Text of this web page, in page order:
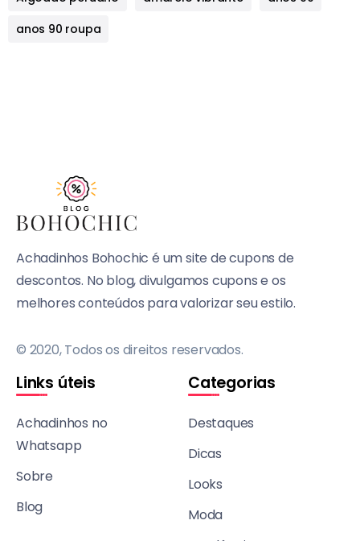
anos 90 roupa
Achadinhos Bohochic é um site de cupons de
descontos. No blog, divulgamos cupons e os
melhores conteúdos para valorizar seu estilo.
© 2020, Todos os direitos reservados.
Links úteis
Achadinhos no
Whatsapp
Sobre
Blog
Categorias
Destaques
Dicas
Looks
Moda